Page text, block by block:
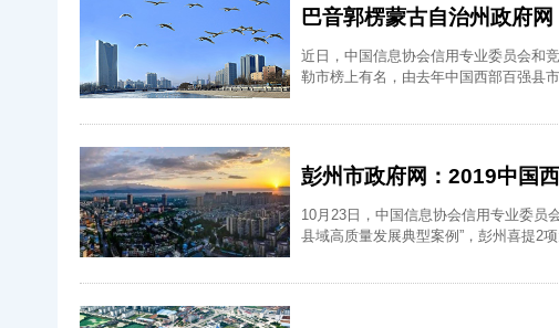
巴音郭楞蒙古自治州政府
近日，中国信息协会信用专业委员会和
勒市榜上有名，由去年中国西部百强县
彭州市政府网：2019中国
10月23日，中国信息协会信用专业委员
县域高质量发展典型案例”，彭州喜提2